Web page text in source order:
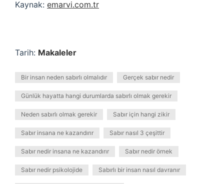
Kaynak: emarvi.com.tr
Tarih: Makaleler
Bir insan neden sabırlı olmalıdır Gerçek sabır nedir
Günlük hayatta hangi durumlarda sabırlı olmak gerekir
Neden sabırlı olmak gerekir Sabır için hangi zikir
Sabır insana ne kazandırır Sabır nasıl 3 çeşittir
Sabır nedir insana ne kazandırır Sabır nedir örnek
Sabır nedir psikolojide Sabırlı bir insan nasıl davranır